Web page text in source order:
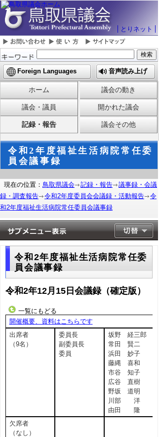
とりネット
Foreign Languages 音声読み上げ
ホーム 議会の動き
議会・議員 開かれた議会
記録・報告 議会その他
令和2年度福祉生活病院常任委
員会議事録
現在の位置： 鳥取県議会 記録・報告
議事録・会議
録・調査報告
令和2年度委員会会議録・活動報告
令
和2年度福祉生活病院常任委員会議事録
令和2年度福祉生活病院常任委
員会議事録
令和2年12月15日会議録（確定版）
一覧にもどる
開催概要、資料はこちらです
出席者
（9名）
委員長
副委員長
委員
坂野 経三郎
常田 賢二
浜田 妙子
藤縄 喜和
市谷 知子
広谷 直樹
野坂 道明
川部 洋
由田 隆
欠席者
（なし）